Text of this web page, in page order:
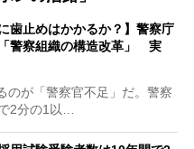
歯止めはかかるか？】警察庁
警察組織の構造改革」 実
が「警察官不足」だ。警察
2分の1以…